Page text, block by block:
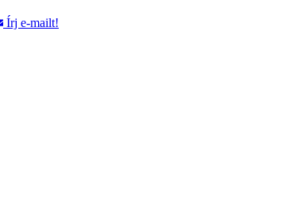
Írj e-mailt!